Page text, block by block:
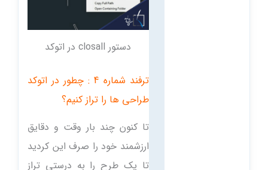
دستور closall در اتوکد
ترفند شماره 4 : چطور در اتوکد
طراحی ها را تراز کنیم؟
تا کنون چند بار وقت و دقایق
ارزشمند خود را صرف این کردید
تا یک طرح را به درستی تراز